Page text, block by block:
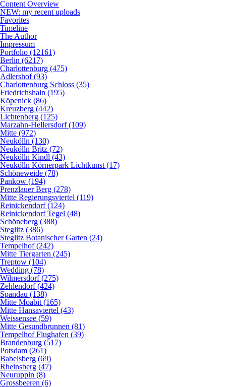
Content Overview
NEW: my recent uploads
Favorites
Timeline
The Author
Impressum
Portfolio (12161)
Berlin (6217)
Charlottenburg (475)
Adlershof (93)
Charlottenburg Schloss (35)
Friedrichshain (195)
Köpenick (86)
Kreuzberg (442)
Lichtenberg (125)
Marzahn-Hellersdorf (109)
Mitte (972)
Neukölln (130)
Neukölln Britz (72)
Neukölln Kindl (43)
Neukölln Körnerpark Lichtkunst (17)
Schöneweide (78)
Pankow (194)
Prenzlauer Berg (278)
Mitte Regierungsviertel (119)
Reinickendorf (124)
Reinickendorf Tegel (48)
Schöneberg (388)
Steglitz (386)
Steglitz Botanischer Garten (24)
Tempelhof (242)
Mitte Tiergarten (245)
Treptow (104)
Wedding (78)
Wilmersdorf (275)
Zehlendorf (424)
Spandau (138)
Mitte Moabit (165)
Mitte Hansaviertel (43)
Weissensee (59)
Mitte Gesundbrunnen (81)
Tempelhof Flughafen (39)
Brandenburg (517)
Potsdam (261)
Babelsberg (69)
Rheinsberg (47)
Neuruppin (8)
Grossbeeren (6)